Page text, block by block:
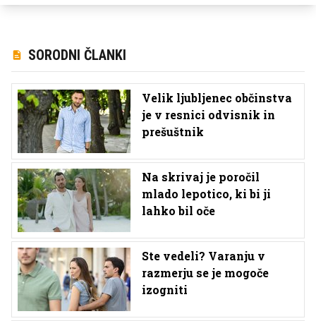
SORODNI ČLANKI
Velik ljubljenec občinstva
je v resnici odvisnik in
prešuštnik
Na skrivaj je poročil
mlado lepotico, ki bi ji
lahko bil oče
Ste vedeli? Varanju v
razmerju se je mogoče
izogniti